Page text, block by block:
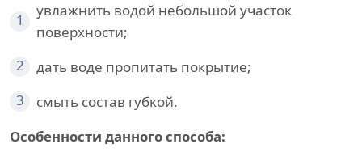
1
увлажнить водой небольшой участок
поверхности;
2
дать воде пропитать покрытие;
3
смыть состав губкой.
Особенности данного способа: